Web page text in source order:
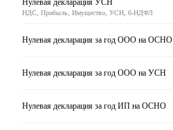
Нулевая декларация УСН
НДС, Прибыль, Имущество, УСН, 6-НДФЛ
Нулевая декларация за год ООО на ОСНО
Нулевая декларация за год ООО на УСН
Нулевая декларация за год ИП на ОСНО